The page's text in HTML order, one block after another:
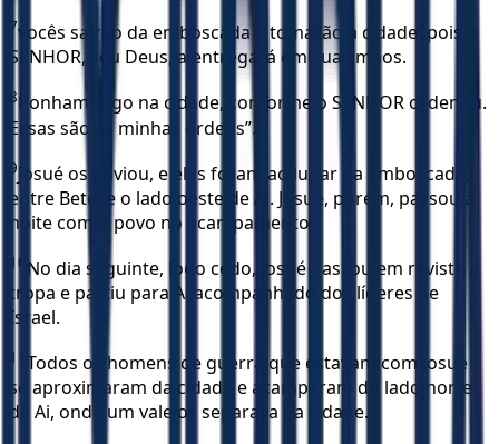
7vocês sairão da emboscada e tomarão a cidade, pois o
SENHOR, seu Deus, a entregará em suas mãos.
8
Ponham fogo na cidade, conforme o SENHOR ordenou.
Essas são as minhas ordens”.
9Josué os enviou, e eles foram ao lugar da emboscada,
entre Betel e o lado oeste de Ai. Josué, porém, passou a
noite com o povo no acampamento.
10 No dia seguinte, logo cedo, Josué passou em revista a
tropa e partiu para Ai acompanhado dos líderes de
Israel.
11
Todos os homens de guerra que estavam com Josué
se aproximaram da cidade e acamparam do lado norte
de Ai, onde um vale os separava da cidade.